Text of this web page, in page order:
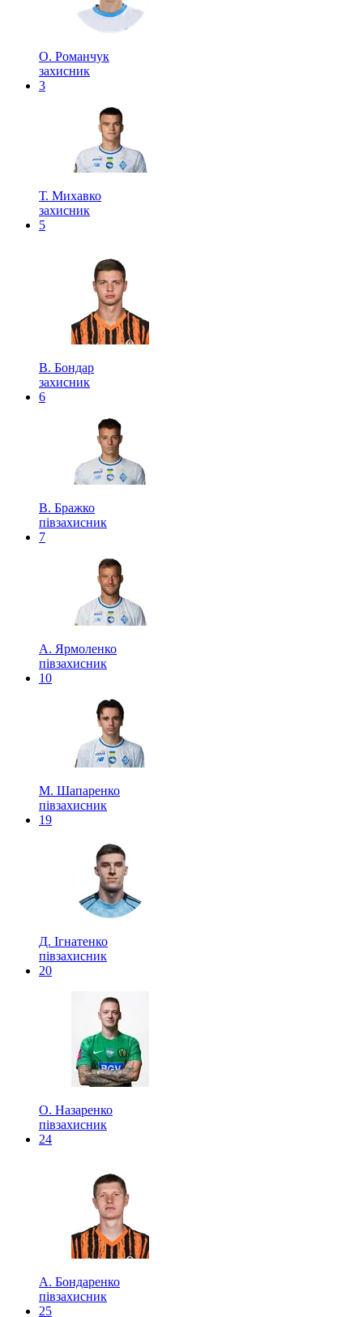
О. Романчук
захисник
3
Т. Михавко
захисник
5
В. Бондар
захисник
6
В. Бражко
півзахисник
7
А. Ярмоленко
півзахисник
10
М. Шапаренко
півзахисник
19
Д. Ігнатенко
півзахисник
20
О. Назаренко
півзахисник
24
А. Бондаренко
півзахисник
25